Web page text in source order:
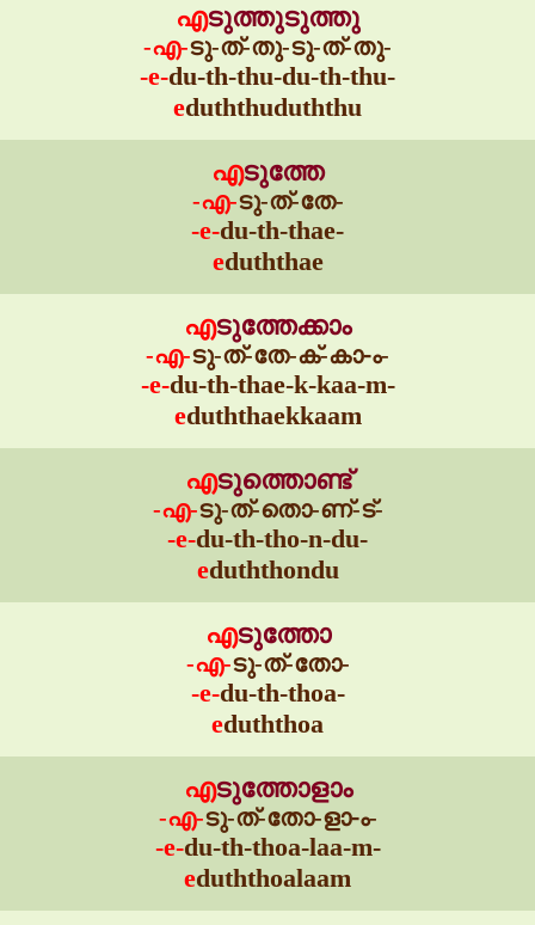
എടുത്തുടുത്തു
-എ-ടു-ത്-തു-ടു-ത്-തു-
-e-du-th-thu-du-th-thu-
eduththuduththu
എടുത്തേ
-എ-ടു-ത്-തേ-
-e-du-th-thae-
eduththae
എടുത്തേക്കാം
-എ-ടു-ത്-തേ-ക്-കാ-ം-
-e-du-th-thae-k-kaa-m-
eduththaekkaam
എടുത്തൊണ്ട്
-എ-ടു-ത്-തൊ-ണ്-ട്-
-e-du-th-tho-n-du-
eduththondu
എടുത്തോ
-എ-ടു-ത്-തോ-
-e-du-th-thoa-
eduththoa
എടുത്തോളാം
-എ-ടു-ത്-തോ-ളാ-ം-
-e-du-th-thoa-laa-m-
eduththoalaam